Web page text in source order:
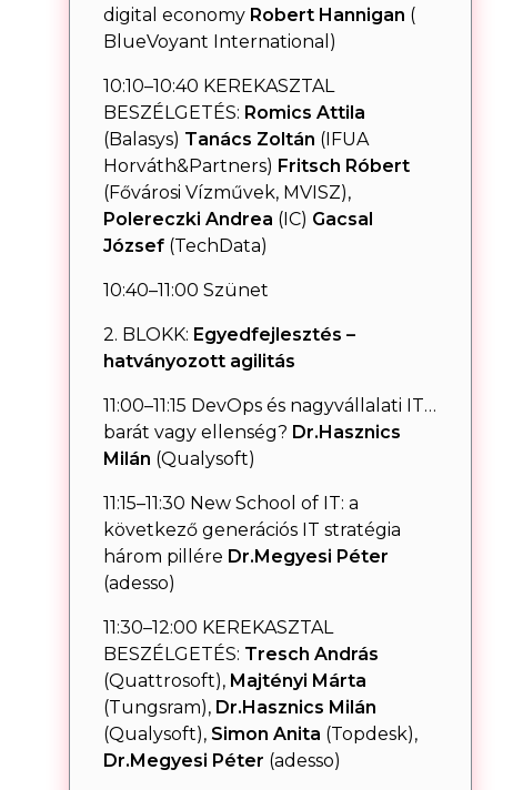
digital economy Robert Hannigan (
BlueVoyant International)
10:10–10:40 KEREKASZTAL
BESZÉLGETÉS: Romics Attila
(Balasys) Tanács Zoltán (IFUA
Horváth&Partners) Fritsch Róbert
(Fővárosi Vízművek, MVISZ),
Polereczki Andrea (IC) Gacsal
József(TechData)
10:40–11:00 Szünet
2. BLOKK: Egyedfejlesztés –
hatványozott agilitás
11:00–11:15 DevOps és nagyvállalati IT…
barát vagy ellenség? Dr.Hasznics
Milán (Qualysoft)
11:15–11:30 New School of IT: a
következő generációs IT stratégia
három pillére Dr.Megyesi Péter
(adesso)
11:30–12:00 KEREKASZTAL
BESZÉLGETÉS: Tresch András
(Quattrosoft), Majtényi Márta
(Tungsram), Dr.Hasznics Milán
(Qualysoft), Simon Anita (Topdesk),
Dr.Megyesi Péter (adesso)